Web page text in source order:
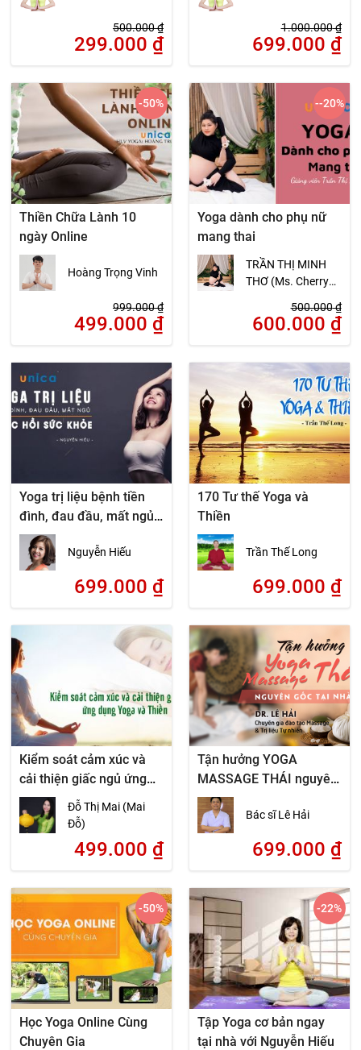
500.000₫
299.000 ₫
1.000.000₫
699.000 ₫
Thiền Chữa Lành 10
ngày Online
Hoàng Trọng Vinh
999.000₫
499.000 ₫
-50%
Yoga dành cho phụ nữ
mang thai
TRẦN THỊ MINH
THƠ (Ms. Cherry
500.000₫
600.000 ₫
--20%
Yoga trị liệu bệnh tiền
đình, đau đầu, mất ngủ
– phục hồi sức khỏe
Nguyễn Hiếu
699.000 ₫
170 Tư thế Yoga và
Thiền
Trần Thế Long
699.000 ₫
Kiểm soát cảm xúc và
cải thiện giấc ngủ ứng
dụng Yoga và Thiền
Đỗ Thị Mai (Mai
Đỗ)
499.000 ₫
Tận hưởng YOGA
MASSAGE THÁI nguyên
gốc ngay tại nhà
Bác sĩ Lê Hải
699.000 ₫
Học Yoga Online Cùng
Chuyên Gia
-50%
Tập Yoga cơ bản ngay
tại nhà với Nguyễn Hiếu
-22%